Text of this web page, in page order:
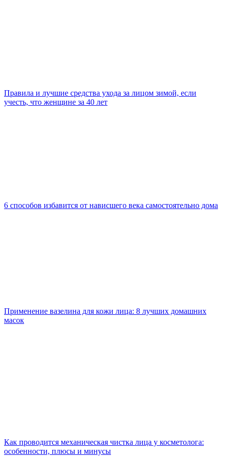
Правила и лучшие средства ухода за лицом зимой, если
учесть, что женщине за 40 лет
6 способов избавится от нависшего века самостоятельно дома
Применение вазелина для кожи лица: 8 лучших домашних
масок
Как проводится механическая чистка лица у косметолога:
особенности, плюсы и минусы